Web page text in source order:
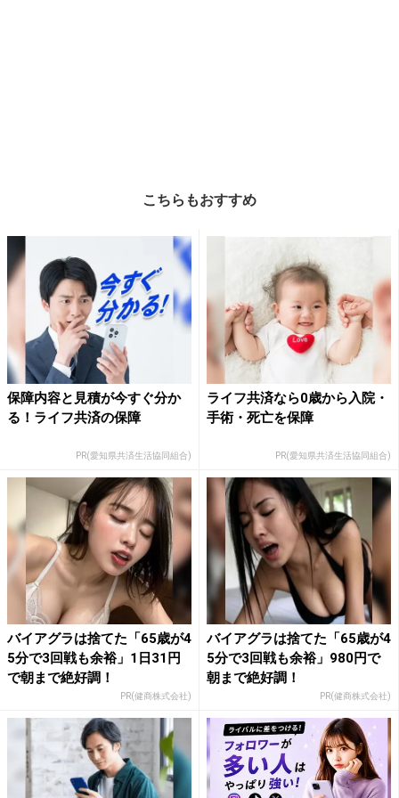
こちらもおすすめ
保障内容と見積が今すぐ分か
る！ライフ共済の保障
PR(愛知県共済生活協同組合)
ライフ共済なら0歳から入院・
手術・死亡を保障
PR(愛知県共済生活協同組合)
バイアグラは捨てた「65歳が4
5分で3回戦も余裕」1日31円
で朝まで絶好調！
PR(健商株式会社)
バイアグラは捨てた「65歳が4
5分で3回戦も余裕」980円で
朝まで絶好調！
PR(健商株式会社)